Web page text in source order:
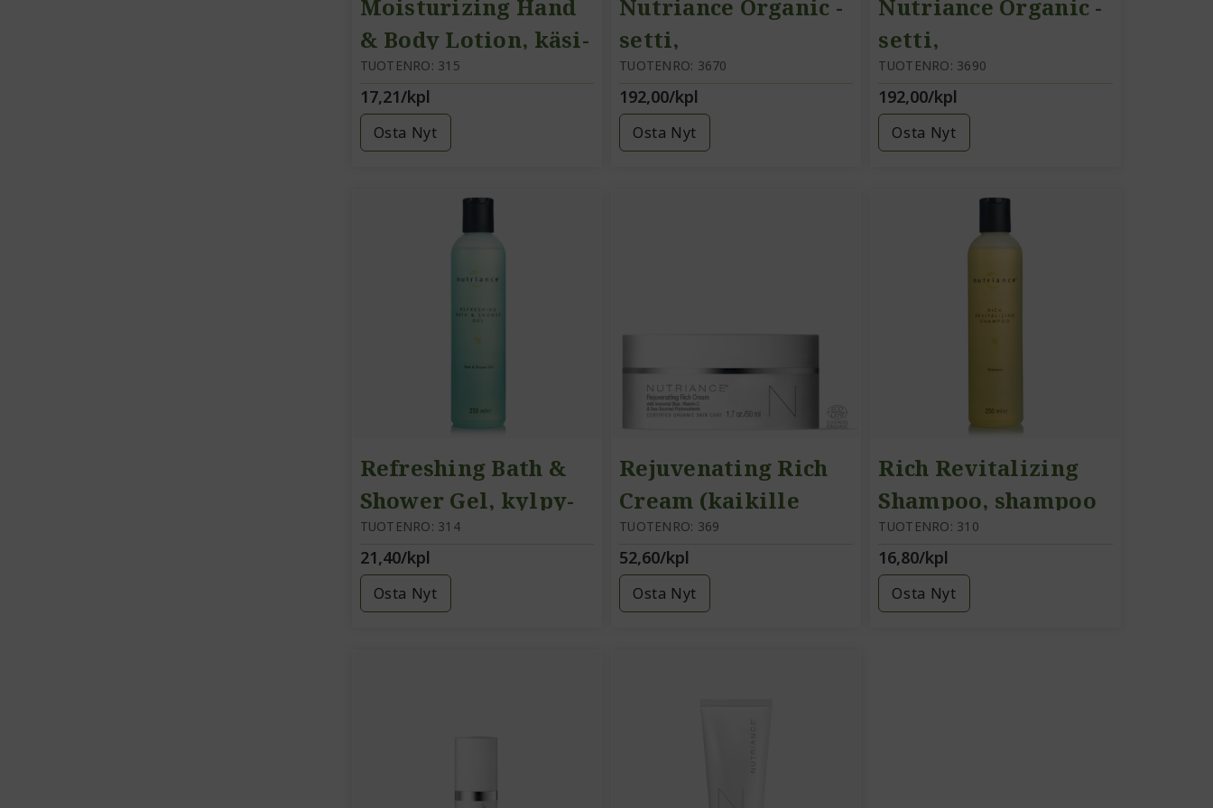
Moisturizing Hand
& Body Lotion, käsi-
ja vartalovoide
TUOTENRO: 315
17,21/kpl
Osta Nyt
Nutriance Organic -
setti,
normaali/kuiva iho
TUOTENRO: 3670
192,00/kpl
Osta Nyt
Nutriance Organic -
setti,
rasvainen/sekaiho
TUOTENRO: 3690
192,00/kpl
Osta Nyt
Refreshing Bath &
Shower Gel, kylpy-
ja suihkugeeli
TUOTENRO: 314
21,40/kpl
Osta Nyt
Rejuvenating Rich
Cream (kaikille
ihotyypeille)
täyteläinen
ravitseva voide
TUOTENRO: 369
52,60/kpl
Osta Nyt
Rich Revitalizing
Shampoo, shampoo
TUOTENRO: 310
16,80/kpl
Osta Nyt